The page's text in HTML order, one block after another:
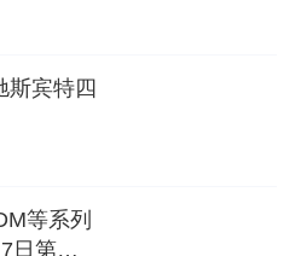
！
斯宾特四
等系列
日第八